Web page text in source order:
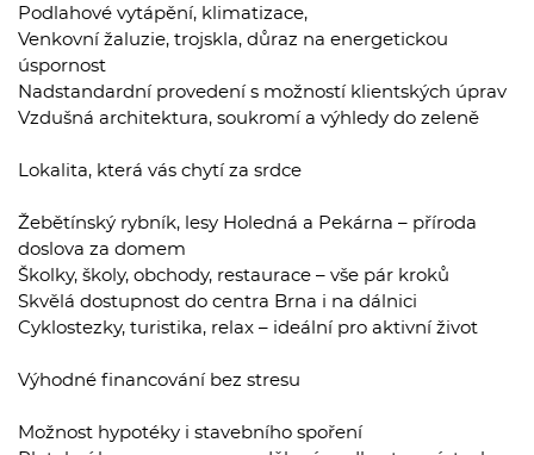
Podlahové vytápění, klimatizace,
Venkovní žaluzie, trojskla, důraz na energetickou
úspornost
Nadstandardní provedení s možností klientských úprav
Vzdušná architektura, soukromí a výhledy do zeleně
Lokalita, která vás chytí za srdce
Žebětínský rybník, lesy Holedná a Pekárna – příroda
doslova za domem
Školky, školy, obchody, restaurace – vše pár kroků
Skvělá dostupnost do centra Brna i na dálnici
Cyklostezky, turistika, relax – ideální pro aktivní život
Výhodné financování bez stresu
Možnost hypotéky i stavebního spoření